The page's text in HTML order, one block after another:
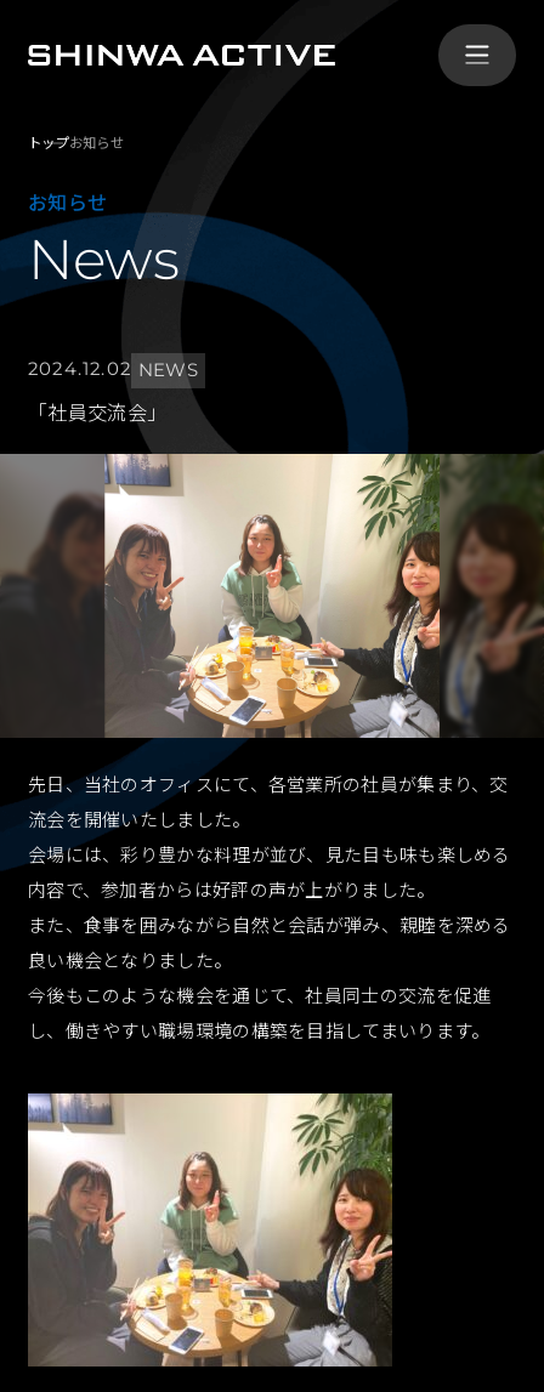
シンワ・アクティブとは
ABOUT
事業内容
導入事例
会社概要
COMPANY
資料ダウンロード
お問い合わせ
CONTACT
お知らせ個人情報保護個人情報取り扱い
反社会的勢力に対する基本方針
072-665-5707
9:00-17:00 土日祝日除く
トップお知らせ
お知らせ
News
2024.12.02 NEWS
「社員交流会」
先日、当社のオフィスにて、各営業所の社員が集まり、交
流会を開催いたしました。
会場には、彩り豊かな料理が並び、見た目も味も楽しめる
内容で、参加者からは好評の声が上がりました。
また、食事を囲みながら自然と会話が弾み、親睦を深める
良い機会となりました。
今後もこのような機会を通じて、社員同士の交流を促進
し、働きやすい職場環境の構築を目指してまいります。